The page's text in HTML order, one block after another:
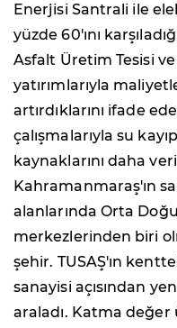
Enerjisi Santrali ile
yüzde 60'ını
Asfalt Üretim Tesisi
yatırımlarıyla
artırdıklarını ifade
çalışmalarıyla su
kaynaklarını daha
Kahramanmaraş'ın
alanlarında Orta
merkezlerinden biri
şehir. TUSAŞ'ın
sanayisi açısından
araladı. Katma